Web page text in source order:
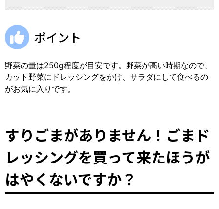
ポイント
野菜の量は250g程度が目安です。野菜が高い時期なので、
カット野菜にドレッシングをかけ、サラダにして食べるの
がお気に入りです。
すりごまがありません！ごまド
レッシングを買って来たほうが
はやくないですか？